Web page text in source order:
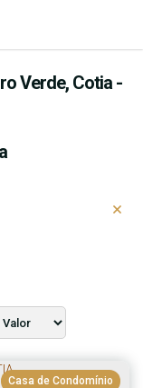
Verde, Cotia -
Casa de Condomínio